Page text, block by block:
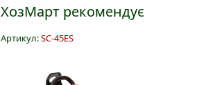
ХозМарт рекомендує
Артикул:SC-45ES